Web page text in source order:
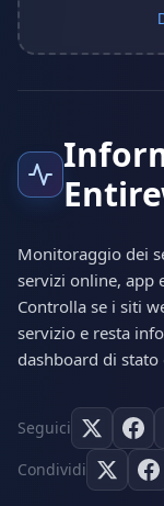
Monitoraggio dei
servizi online, app
Controlla se i siti
servizio e resta
dashboard di stato
Seguici
Condividi